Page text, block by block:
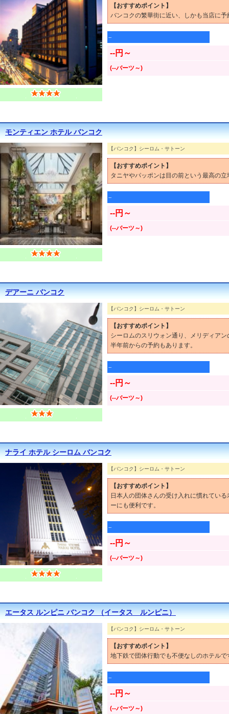
【おすすめポイント】
バンコクの繁華街に近い、しかも当店に
--
--円～
(--バーツ～)
モンティエン ホテル バンコク
【バンコク】シーロム・サトーン
【おすすめポイント】
タニヤやパッポンは目の前という最高の
--
--円～
(--バーツ～)
デアーニ バンコク
【バンコク】シーロム・サトーン
【おすすめポイント】
シーロムのスリウォン通り、メリディア
半年前からの予約もあります。
--
--円～
(--バーツ～)
ナライ ホテル シーロム バンコク
【バンコク】シーロム・サトーン
【おすすめポイント】
日本人の団体さんの受け入れに慣れてい
ーにも便利です。
--
--円～
(--バーツ～)
エータス ルンピニ バンコク （イータス ルンピニ）
【バンコク】シーロム・サトーン
【おすすめポイント】
地下鉄で団体行動でも不便なしのホテル
--
--円～
(--バーツ～)